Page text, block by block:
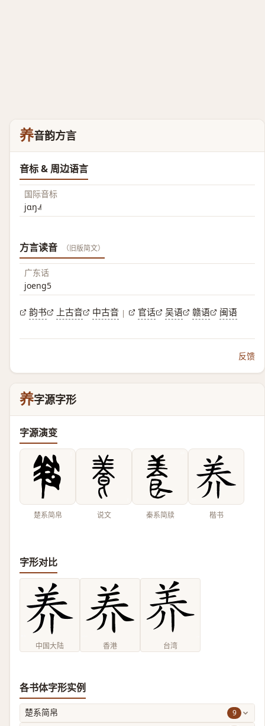
养音韵方言
音标 & 周边语言
国际音标
jɑŋ˨˩˦
方言读音 （旧版简文）
广东话
joeng5
韵书 上古音 中古音 | 官话 吴语 赣语 闽语
反馈
养字源字形
字源演变
楚系简帛 说文 秦系简牍 楷书
字形对比
中国大陆 香港 台湾
各书体字形实例
楚系简帛 9